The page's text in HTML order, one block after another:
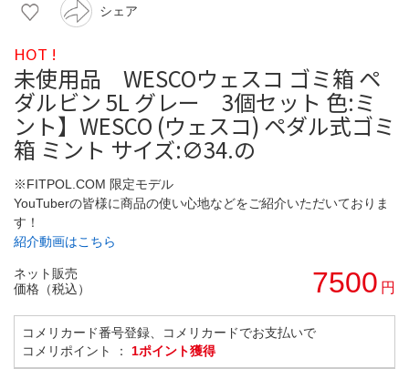
シェア
HOT !
未使用品 WESCOウェスコ ゴミ箱 ペ
ダルビン 5L グレー 3個セット 色:ミ
ント】WESCO (ウェスコ) ペダル式ゴミ
箱 ミント サイズ:∅34.の
※FITPOL.COM 限定モデル
YouTuberの皆様に商品の使い心地などをご紹介いただいておりま
す！
紹介動画はこちら
ネット販売
価格（税込）
7500 円
コメリカード番号登録、コメリカードでお支払いで
コメリポイント ： 1ポイント獲得